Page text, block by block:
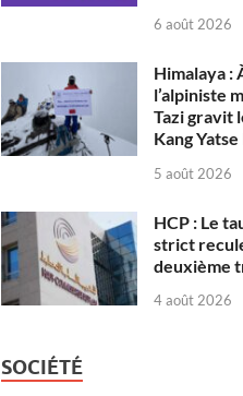
6 août 2026
Himalaya :
l’alpiniste
Tazi gravit
Kang
5 août 2026
HCP : Le
strict
deuxième
4 août 2026
SOCIÉTÉ